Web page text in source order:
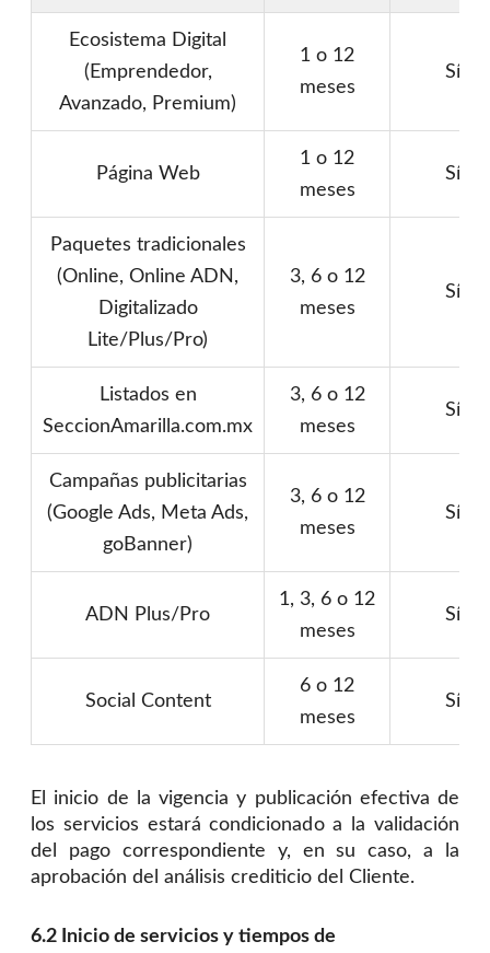
Ecosistema Digital
(Emprendedor,
Avanzado, Premium)
1 o 12
meses
Sí
Página Web
1 o 12
meses
Sí
Paquetes tradicionales
(Online, Online ADN,
Digitalizado
Lite/Plus/Pro)
3, 6 o 12
meses
Sí
Listados en
SeccionAmarilla.com.mx
3, 6 o 12
meses
Sí
Campañas publicitarias
(Google Ads, Meta Ads,
goBanner)
3, 6 o 12
meses
Sí
ADN Plus/Pro
1, 3, 6 o 12
meses
Sí
Social Content
6 o 12
meses
Sí
El inicio de la vigencia y publicación efectiva de
los servicios estará condicionado a la validación
del pago correspondiente y, en su caso, a la
aprobación del análisis crediticio del Cliente.
6.2 Inicio de servicios y tiempos de